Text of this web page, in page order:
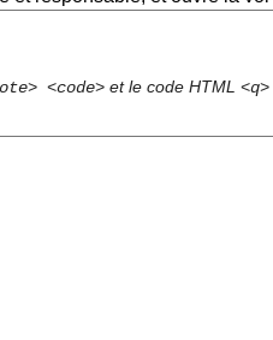
<code> et le code HTML <q>